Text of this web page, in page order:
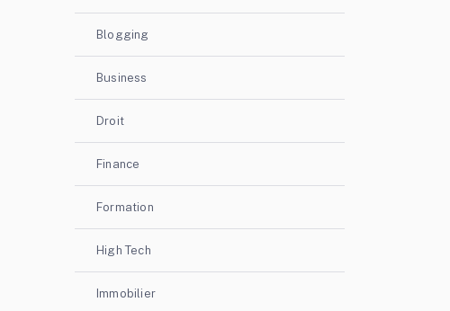
Blogging
Business
Droit
Finance
Formation
High Tech
Immobilier